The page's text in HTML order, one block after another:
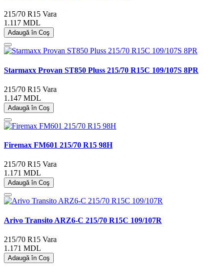
215/70 R15 Vara
1.117 MDL
Adaugă în Coş
Starmaxx Provan ST850 Pluss 215/70 R15C 109/107S 8PR
215/70 R15 Vara
1.147 MDL
Adaugă în Coş
Firemax FM601 215/70 R15 98H
215/70 R15 Vara
1.171 MDL
Adaugă în Coş
Arivo Transito ARZ6-C 215/70 R15C 109/107R
215/70 R15 Vara
1.171 MDL
Adaugă în Coş